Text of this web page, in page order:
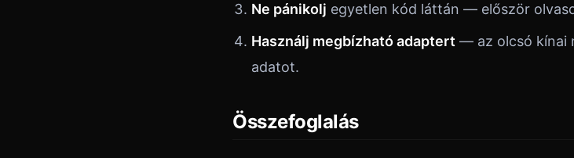
Ne pánikolj egyetlen kód láttán — először
Használj megbízható adaptert — az olcsó kínai
adatot.
Összefoglalás